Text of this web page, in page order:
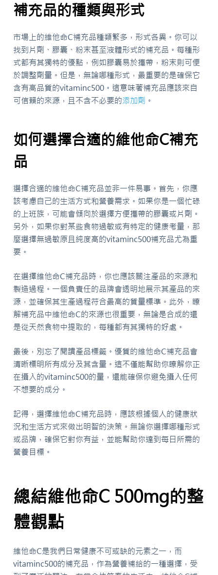
補充品的種類與形式
市場上的維他命C補充品種類繁多，形式各異。你可以
找到片劑、膠囊、粉末甚至液體形式的補充品。每種形
式都有其獨特的優點，例如膠囊易於攜帶，粉末則可便
於調整劑量。但是，無論哪種形式，最重要的是確保它
含有高品質的vitaminc500。這意味著補充品應該來自
可信賴的來源，且不含不必要的添加劑 。
如何選擇合適的維他命C補充
品
選擇合適的維他命C補充品並非一件易事。首先，你應
該考慮自己的生活方式和營養需求。如果你是一個忙碌
的上班族，可能會傾向於選擇方便攜帶的膠囊或片劑。
另外，如果你對某些食物過敏或有特定的健康考量，那
麼選擇無過敏原且純度高的vitaminc500補充品尤為重
要。
在選擇維他命C補充品時，你也應該關注產品的來源和
製造過程。一個負責任的品牌會透明地展示其產品的來
源，並確保其生產過程符合最高的質量標準。此外，瞭
解補充品中維他命C的來源也很重要，無論是合成的還
是從天然食物中提取的，每種都有其獨特的好處。
最後，別忘了閱讀產品標籤。優質的維他命C補充品會
清晰標明所有成分及其含量。這不僅能幫助你瞭解你正
在攝入的vitaminc500的量，還能確保你避免攝入任何
不想要的成分。
記得，選擇維他命C補充品時，應該根據個人的健康狀
況和生活方式來做出明智的決策。無論你選擇哪種形式
或品牌，確保它對你有益，並能幫助你達到每日所需的
營養目標。
總結維他命C 500mg的整
體觀點
維他命C是我們日常健康不可或缺的元素之一，而
vitaminc500的補充品，作為營養補給的一種選擇，受